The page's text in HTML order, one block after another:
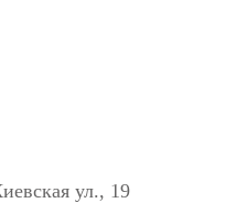
ул., 19